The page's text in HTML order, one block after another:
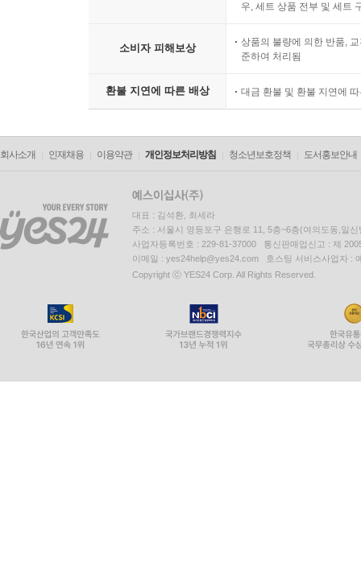
우, 세트 상품 전부 및 세트
소비자 피해보상
상품의 불량에 의한 반품,
준하여 처리됨
환불 지연에 따른 배상 대금 환불 및 환불 지연에
회사소개 인재채용 이용약관 개인정보처리방침 청소년보호정책 도서홍보안내
대표 : 김석환, 최세라
주소 : 서울시 영등포구 은행로 11, 5층~6층(여의도동,일신
사업자등록번호 : 229-81-37000 통신판매업신고 : 제
이메일 : yes24help@yes24.com 호스팅 서비스사업자 :
Copyright ⓒ YES24 Corp. All Rights Reserved.